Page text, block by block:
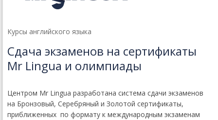
Курсы английского языка
Сдача экзаменов на сертификаты
Mr Lingua и олимпиады
Центром Mr Lingua разработана система сдачи экзаменов
на Бронзовый, Серебряный и Золотой сертификаты,
приближенных по формату к международным экзаменам